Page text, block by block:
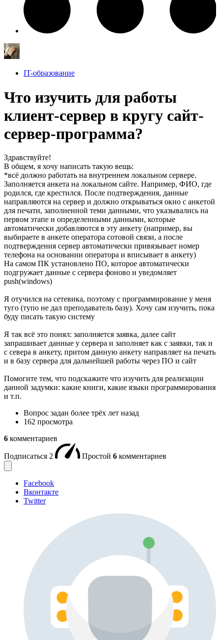
IT-образование
Что изучить для работы
клиент-сервер в кругу сайт-
сервер-программа?
Здравствуйте!
В общем, я хочу написать такую вещь:
*всё должно работать на внутреннем локальном сервере.
Заполняется анкета на локальном сайте. Например, ФИО, где
родился, где крестился. После подтверждения, данные
направляются на сервер и должно открываться окно с анкетой
для печати, заполненной теми данными, что указывались на
первом этапе и определенными данными, которые
автоматически добавляются в эту анкету (например, вы
выбираете в анкете оператора сотовой связи, а после
подтверждения сервер автоматически привязывает номер
телефона на основании оператора и вписывает в анкету)
На самом ПК установлено ПО, которое автоматически
подгружает данные с сервера фоново и уведомляет
push(windows)
Я отучился на сетевика, поэтому с программирование у меня
туго (тупо не дал преподаватель базу). Хочу сам изучить, пока
буду писать такую систему
Я так всё это понял: заполняется заявка, далее сайт
запрашивает данные у сервера и заполняет как с заявки, так и
с севера в анкету, притом данную анкету направляет на печать
и в базу сервера для дальнейшей работы через ПО и сайт
Помогите тем, что подскажите что изучить для реализации
данной задумки: какие книги, какие языки программирования
и т.п.
Вопрос задан более трёх лет назад
162 просмотра
6 комментариев
Подписаться 2 Простой 6 комментариев
Facebook
Вконтакте
Twitter